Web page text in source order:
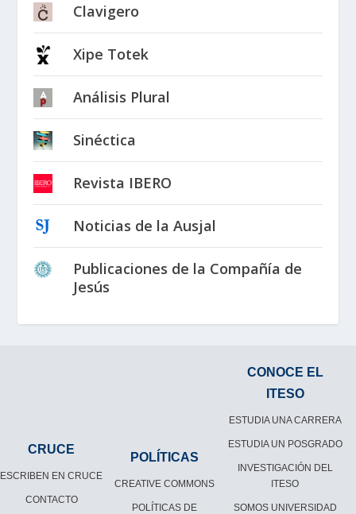
Clavigero
Xipe Totek
Análisis Plural
Sinéctica
Revista IBERO
Noticias de la Ausjal
Publicaciones de la Compañía de
Jesús
CRUCE
ESCRIBEN EN CRUCE
CONTACTO
POLÍTICAS
CREATIVE COMMONS
POLÍTICAS DE
CONOCE EL
ITESO
ESTUDIA UNA CARRERA
ESTUDIA UN POSGRADO
INVESTIGACIÓN DEL
ITESO
SOMOS UNIVERSIDAD